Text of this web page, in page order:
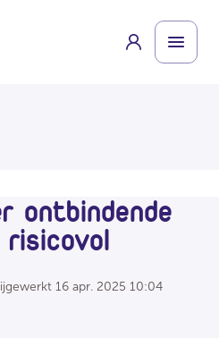
ontbindende
16 apr. 2025 10:04